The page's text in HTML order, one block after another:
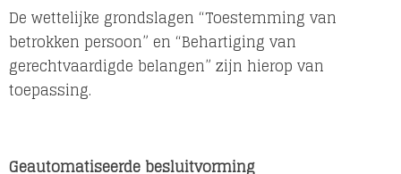
De wettelijke grondslagen “Toestemming van
betrokken persoon” en “Behartiging van
gerechtvaardigde belangen” zijn hierop van
toepassing.
Geautomatiseerde besluitvorming